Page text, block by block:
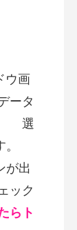
ウ画
ータ
を 選
が出
ック
らト